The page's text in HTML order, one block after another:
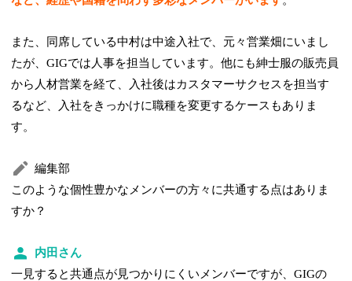
また、同席している中村は中途入社で、元々営業畑にいまし
たが、GIGでは人事を担当しています。他にも紳士服の販売員
から人材営業を経て、入社後はカスタマーサクセスを担当す
るなど、入社をきっかけに職種を変更するケースもありま
す。
編集部
このような個性豊かなメンバーの方々に共通する点はありま
すか？
内田さん
一見すると共通点が見つかりにくいメンバーですが、GIGの